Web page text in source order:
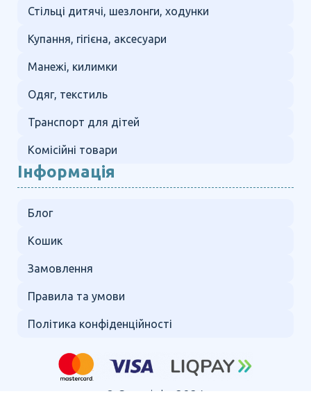
Стільці дитячі, шезлонги, ходунки
Купання, гігієна, аксесуари
Манежі, килимки
Одяг, текстиль
Транспорт для дітей
Комісійні товари
Інформація
Блог
Кошик
Замовлення
Правила та умови
Політика конфіденційності